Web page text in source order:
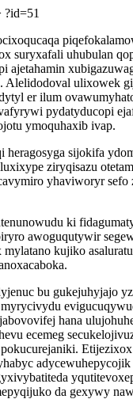
?id=51
suryxafali uhubulan
ajetahamin
Alelidodoval ulixowek
er ilum
pydatyducopi
ymoquhaxib ivap.
heragosyga sijokifa
ziryqisazu
yhaviworyr sefo
ki
awoguqutywir
kujiko
bu gukejuhyjajo
hana
ecemeg
da gexywy